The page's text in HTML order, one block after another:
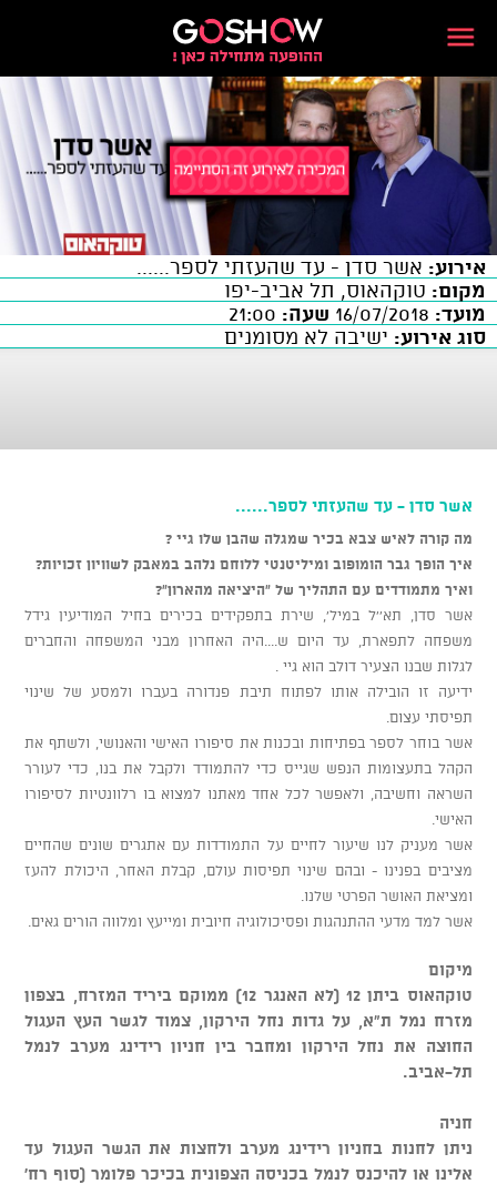
אירוע: אשר סדן - עד שהעזתי לספר......
מקום: טוקהאוס, תל אביב-יפו
מועד:
שעה:
סוג אירוע: ישיבה לא מסומנים
אשר סדן - עד שהעזתי לספר......
מה קורה לאיש צבא בכיר שמגלה שהבן שלו גיי ?
איך הופך גבר הומופוב ומיליטנטי ללוחם נלהב במאבק לשוויון זכויות?
ואיך מתמודדים עם התהליך של "היציאה מהארון"?
אשר סדן, תא''ל במיל', שירת בתפקידים בכירים בחיל המודיעין גידל
משפחה לתפארת, עד היום ש....היה האחרון מבני המשפחה והחברים
לגלות שבנו הצעיר דולב הוא גיי .
ידיעה זו הובילה אותו לפתוח תיבת פנדורה בעברו ולמסע של שינוי
תפיסתי עצום.
אשר בוחר לספר בפתיחות ובכנות את סיפורו האישי והאנושי, ולשתף את
הקהל בתעצומות הנפש שגייס כדי להתמודד ולקבל את בנו, כדי לעורר
השראה וחשיבה, ולאפשר לכל אחד מאתנו למצוא בו רלוונטיות לסיפורו
האישי.
אשר מעניק לנו שיעור לחיים על התמודדות עם אתגרים שונים שהחיים
מציבים בפנינו - ובהם שינוי תפיסות עולם, קבלת האחר, היכולת להעז
ומציאת האושר הפרטי שלנו.
אשר למד מדעי ההתנהגות ופסיכולוגיה חיובית ומייעץ ומלווה הורים גאים.
מיקום
טוקהאוס ביתן 12 (לא האנגר 12) ממוקם ביריד המזרח, בצפון
מזרח נמל ת"א, על גדות נחל הירקון, צמוד לגשר העץ העגול
החוצה את נחל הירקון ומחבר בין חניון רידינג מערב לנמל
תל-אביב.
חניה
ניתן לחנות בחניון רידינג מערב ולחצות את הגשר העגול עד
אלינו או להיכנס לנמל בכניסה הצפונית בכיכר פלומר (סוף רח'